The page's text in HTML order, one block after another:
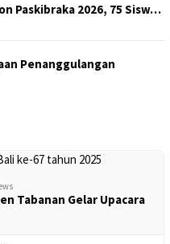
Paskibraka 2026, 75 Sisw…
Penanggulangan
Tabanan Gelar Upacara